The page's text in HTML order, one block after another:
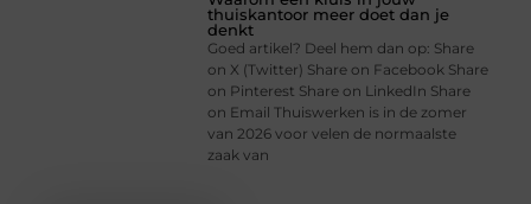
thuiskantoor meer doet dan je
denkt
Goed artikel? Deel hem dan op: Share
on X (Twitter) Share on Facebook Share
on Pinterest Share on LinkedIn Share
on Email Thuiswerken is in de zomer
van 2026 voor velen de normaalste
zaak van